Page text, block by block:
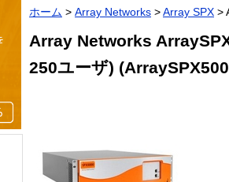
ホーム > Array Networks >Array SPX >
Array Networks
250ユーザ)